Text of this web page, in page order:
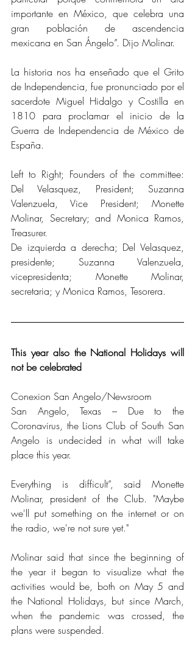
importante en México, que celebra una
gran población de ascendencia
mexicana en San Ángelo”. Dijo Molinar.
La historia nos ha enseñado que el Grito
de Independencia, fue pronunciado por el
sacerdote Miguel Hidalgo y Costilla en
1810 para proclamar el inicio de la
Guerra de Independencia de México de
España.
Left to Right; Founders of the committee:
Del Velasquez, President; Suzanna
Valenzuela, Vice President; Monette
Molinar, Secretary; and Monica Ramos,
Treasurer.
De izquierda a derecha; Del Velasquez,
presidente; Suzanna Valenzuela,
vicepresidenta; Monette Molinar,
secretaria; y Monica Ramos, Tesorera.
This year also the National Holidays will
not be celebrated
Conexion San Angelo/Newsroom
San Angelo, Texas – Due to the
Coronavirus, the Lions Club of South San
Angelo is undecided in what will take
place this year.
Everything is difficult”, said Monette
Molinar, president of the Club. "Maybe
we'll put something on the internet or on
the radio, we're not sure yet."
Molinar said that since the beginning of
the year it began to visualize what the
activities would be, both on May 5 and
the National Holidays, but since March,
when the pandemic was crossed, the
plans were suspended.